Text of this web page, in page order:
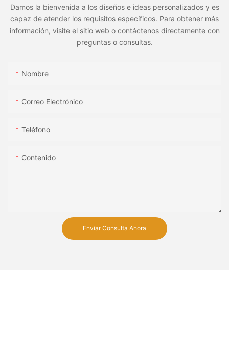
Damos la bienvenida a los diseños e ideas personalizados y es
capaz de atender los requisitos específicos. Para obtener más
información, visite el sitio web o contáctenos directamente con
preguntas o consultas.
Nombre
Correo Electrónico
Teléfono
Contenido
Enviar Consulta Ahora